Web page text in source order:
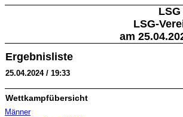
LSG-
am
Ergebnisliste
25.04.2024 / 19:33
Wettkampfübersicht
Männer